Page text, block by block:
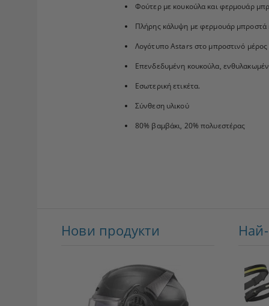
Φούτερ με κουκούλα και φερμουάρ
Πλήρης κάλυψη με φερμουάρ μπροστά
Λογότυπο Astars στο μπροστινό
Επενδεδυμένη κουκούλα,
Εσωτερική ετικέτα.
Σύνθεση υλικού
80% βαμβάκι, 20% πολυεστέρας
Нови продукти